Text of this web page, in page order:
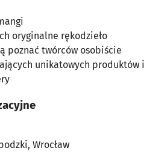
oryginalne rękodzieło
poznać twórców osobiście
unikatowych produktów i
Wrocław